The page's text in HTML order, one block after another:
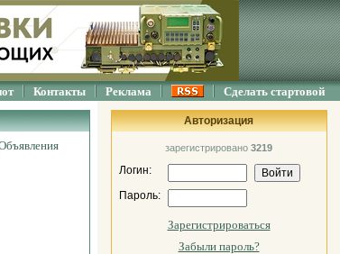
Контакты Реклама Сделать стартовой
Авторизация
зарегистрировано 3219
Логин:
Пароль:
Зарегистрироваться
Забыли пароль?